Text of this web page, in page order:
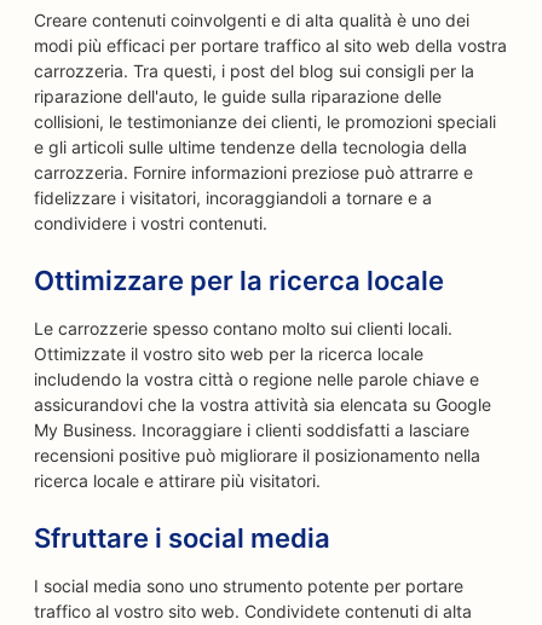
Creare contenuti coinvolgenti e di alta qualità è uno dei
modi più efficaci per portare traffico al sito web della vostra
carrozzeria. Tra questi, i post del blog sui consigli per la
riparazione dell'auto, le guide sulla riparazione delle
collisioni, le testimonianze dei clienti, le promozioni speciali
e gli articoli sulle ultime tendenze della tecnologia della
carrozzeria. Fornire informazioni preziose può attrarre e
fidelizzare i visitatori, incoraggiandoli a tornare e a
condividere i vostri contenuti.
Ottimizzare per la ricerca locale
Le carrozzerie spesso contano molto sui clienti locali.
Ottimizzate il vostro sito web per la ricerca locale
includendo la vostra città o regione nelle parole chiave e
assicurandovi che la vostra attività sia elencata su Google
My Business. Incoraggiare i clienti soddisfatti a lasciare
recensioni positive può migliorare il posizionamento nella
ricerca locale e attirare più visitatori.
Sfruttare i social media
I social media sono uno strumento potente per portare
traffico al vostro sito web. Condividete contenuti di alta